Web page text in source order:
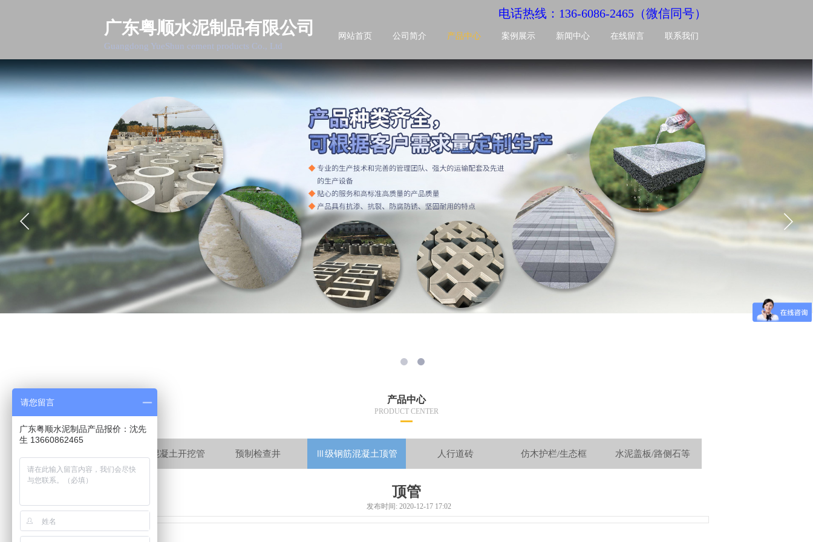
广东粤顺水泥制品有限公司
Guangdong YueShun cement products Co., Ltd
网站首页 公司简介 产品中心 案例展示 新闻中心 在线留言 联系我们
电话热线： 136-6086-2465（微信同号）
产品中心
PRODUCT CENTER
Ⅱ级钢筋混凝土开挖管 预制检查井 Ⅲ级钢筋混凝土顶管 人行道砖 仿木护栏/生态框 水泥盖板/路侧石等
顶管
发布时间: 2020-12-17 17:02
请您留言
广东粤顺水泥制品产品报价：沈先
生 13660862465